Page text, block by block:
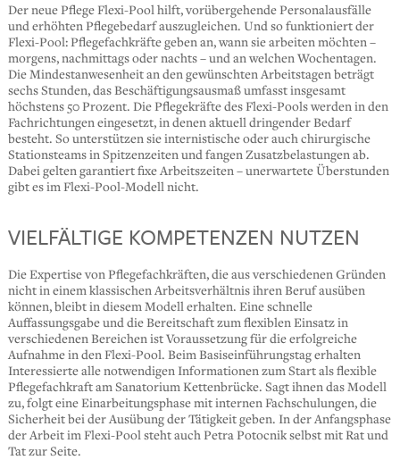
Der neue Pflege Flexi-Pool hilft, vorübergehende Personalausfälle
und erhöhten Pflegebedarf auszugleichen. Und so funktioniert der
Flexi-Pool: Pflegefachkräfte geben an, wann sie arbeiten möchten –
morgens, nachmittags oder nachts – und an welchen Wochentagen.
Die Mindestanwesenheit an den gewünschten Arbeitstagen beträgt
sechs Stunden, das Beschäftigungsausmaß umfasst insgesamt
höchstens 50 Prozent. Die Pflegekräfte des Flexi-Pools werden in den
Fachrichtungen eingesetzt, in denen aktuell dringender Bedarf
besteht. So unterstützen sie internistische oder auch chirurgische
Stationsteams in Spitzenzeiten und fangen Zusatzbelastungen ab.
Dabei gelten garantiert fixe Arbeitszeiten – unerwartete Überstunden
gibt es im Flexi-Pool-Modell nicht.
VIELFÄLTIGE KOMPETENZEN NUTZEN
Die Expertise von Pflegefachkräften, die aus verschiedenen Gründen
nicht in einem klassischen Arbeitsverhältnis ihren Beruf ausüben
können, bleibt in diesem Modell erhalten. Eine schnelle
Auffassungsgabe und die Bereitschaft zum flexiblen Einsatz in
verschiedenen Bereichen ist Voraussetzung für die erfolgreiche
Aufnahme in den Flexi-Pool. Beim Basiseinführungstag erhalten
Interessierte alle notwendigen Informationen zum Start als flexible
Pflegefachkraft am Sanatorium Kettenbrücke. Sagt ihnen das Modell
zu, folgt eine Einarbeitungsphase mit internen Fachschulungen, die
Sicherheit bei der Ausübung der Tätigkeit geben. In der Anfangsphase
der Arbeit im Flexi-Pool steht auch Petra Potocnik selbst mit Rat und
Tat zur Seite.